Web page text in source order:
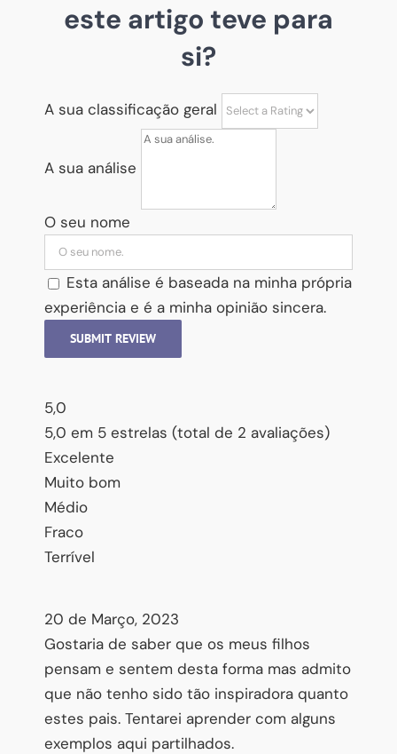
este artigo teve para
si?
A sua classificação geral
A sua análise
O seu nome
Esta análise é baseada na minha própria
experiência e é a minha opinião sincera.
SUBMIT REVIEW
5,0
5,0 em 5 estrelas (total de 2 avaliações)
Excelente
Muito bom
Médio
Fraco
Terrível
20 de Março, 2023
Gostaria de saber que os meus filhos
pensam e sentem desta forma mas admito
que não tenho sido tão inspiradora quanto
estes pais. Tentarei aprender com alguns
exemplos aqui partilhados.